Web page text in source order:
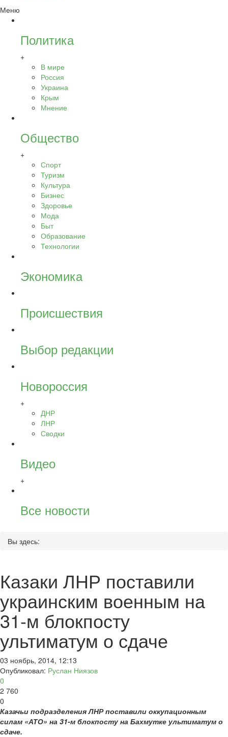
Меню
Политика
+
В мире
Россия
Украина
Крым
Мнение
Общество
+
Спорт
Туризм
Культура
Бизнес
Здоровье
Мода
Быт
Образование
Технологии
Экономика
Происшествия
Выбор редакции
Новороссия
+
ДНР
ЛНР
Сводки
Видео
+
Все новости
Вы здесь:
Казаки ЛНР поставили
украинским военным на
31-м блокпосту
ультиматум о сдаче
03 ноябрь, 2014, 12:13
Опубликовал: Руслан Ниязов
0
2 760
0
Казачьи подразделения ЛНР поставили оккупационным
силам «АТО» на 31-м блокпосту на Бахмутке ультиматум о
сдаче.